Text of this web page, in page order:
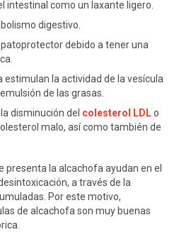
intestinal como un laxante ligero.
digestivo.
debido a tener una
estimulan la actividad de la vesícula
de las grasas.
disminución del colesterol LDLo
malo, así como también de
presenta la alcachofa ayudan en el
a través de la
Por este motivo,
de alcachofa son muy buenas